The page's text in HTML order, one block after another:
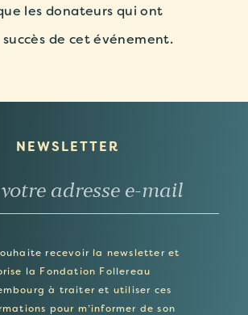
les donateurs qui ont
de cet événement.
NEWSLETTER
recevoir la newsletter et
la Fondation Follereau
à traiter et utiliser ces
pour m’informer de son